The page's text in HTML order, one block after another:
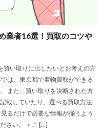
業者16選！買取のコツや
買い取りに出したいとお考えの方
は、東京都で着物買取ができる
また、買い取りを決断された方
載していたり、選べる買取方法
るだけで必要な情報が揃うよう
さい。 ＜こ […]